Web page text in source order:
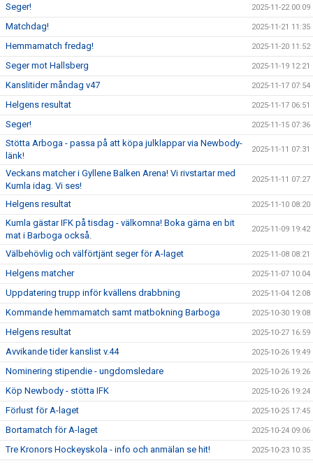
Seger! 2025-11-22 00:09
Matchdag! 2025-11-21 11:35
Hemmamatch fredag! 2025-11-20 11:52
Seger mot Hallsberg 2025-11-19 12:21
Kanslitider måndag v47 2025-11-17 07:54
Helgens resultat 2025-11-17 06:51
Seger! 2025-11-15 07:36
Stötta Arboga - passa på att köpa julklappar via Newbody-
länk!
2025-11-11 07:31
Veckans matcher i Gyllene Balken Arena! Vi rivstartar med
Kumla idag. Vi ses!
2025-11-11 07:27
Helgens resultat 2025-11-10 08:20
Kumla gästar IFK på tisdag - välkomna! Boka gärna en bit
mat i Barboga också.
2025-11-09 19:42
Välbehövlig och välförtjänt seger för A-laget 2025-11-08 08:21
Helgens matcher 2025-11-07 10:04
Uppdatering trupp inför kvällens drabbning 2025-11-04 12:08
Kommande hemmamatch samt matbokning Barboga 2025-10-30 19:08
Helgens resultat 2025-10-27 16:59
Avvikande tider kanslist v.44 2025-10-26 19:49
Nominering stipendie - ungdomsledare 2025-10-26 19:26
Köp Newbody - stötta IFK 2025-10-26 19:24
Förlust för A-laget 2025-10-25 17:45
Bortamatch för A-laget 2025-10-24 09:06
Tre Kronors Hockeyskola - info och anmälan se hit! 2025-10-23 10:35